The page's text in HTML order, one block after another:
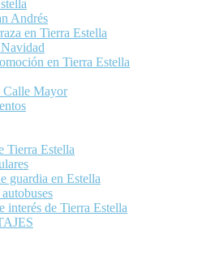
Andrés
en Tierra Estella
en Tierra Estella
Calle Mayor
Tierra Estella
guardia en Estella
interés de Tierra Estella